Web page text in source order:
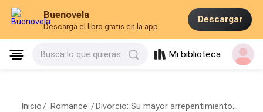
Buenovela
Descarga el libro gratis en la app
Descargar
Busca lo que quieras Mi biblioteca
Inicio / Romance / Divorcio: Su mayor arrepentimiento